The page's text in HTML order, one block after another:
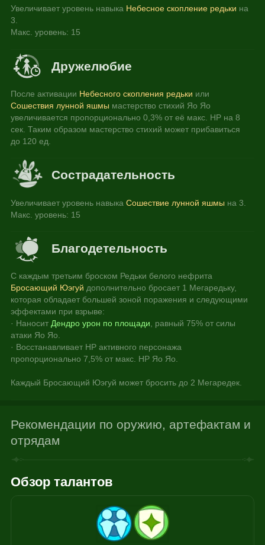
Увеличивает уровень навыка Небесное скопление редьки на
3.
Макс. уровень: 15
Дружелюбие
После активации Небесного скопления редьки или
Сошествия лунной яшмы мастерство стихий Яо Яо
увеличивается пропорционально 0,3% от её макс. HP на 8
сек. Таким образом мастерство стихий может прибавиться
до 120 ед.
Сострадательность
Увеличивает уровень навыка Сошествие лунной яшмы на 3.
Макс. уровень: 15
Благодетельность
С каждым третьим броском Редьки белого нефрита
Бросающий Юэгуй дополнительно бросает 1 Мегаредьку,
которая обладает большей зоной поражения и следующими
эффектами при взрыве:
· Наносит Дендро урон по площади , равный 75% от силы
атаки Яо Яо.
· Восстанавливает HP активного персонажа
пропорционально 7,5% от макс. HP Яо Яо.
Каждый Бросающий Юэгуй может бросить до 2 Мегаредек.
Рекомендации по оружию, артефактам и
отрядам
Обзор талантов